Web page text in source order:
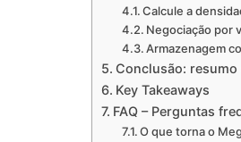
Calcule a
Negociação por
Armazenagem
Conclusão:
Key Takeaways
FAQ – Perguntas
O que torna o